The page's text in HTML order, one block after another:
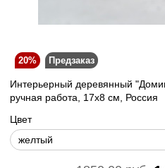
20% Предзаказ
Интерьерный деревянный
ручная работа, 17х8 см, Россия
Цвет